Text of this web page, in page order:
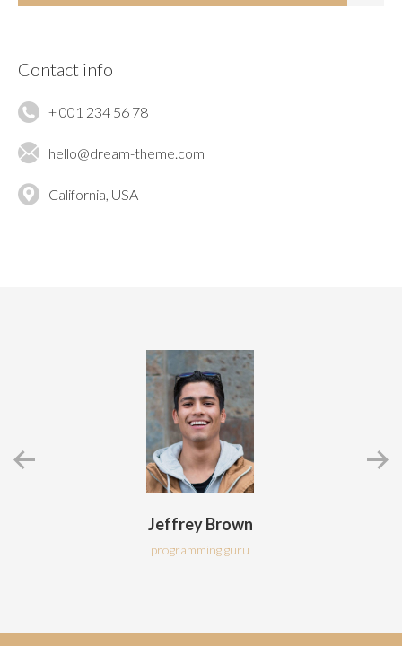
Contact info
+ 001 234 56 78
hello@dream-theme.com
California, USA
Jeffrey Brown
programming guru